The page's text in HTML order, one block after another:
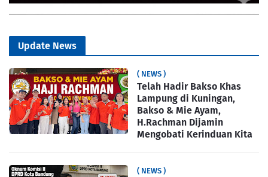
Update News
( NEWS )
Telah Hadir Bakso Khas
Lampung di Kuningan,
Bakso & Mie Ayam,
H.Rachman Dijamin
Mengobati Kerinduan Kita
( NEWS )